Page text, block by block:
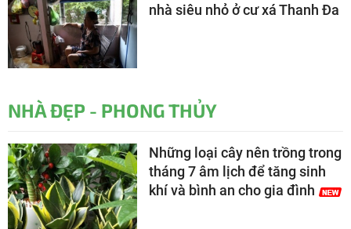
nhà siêu nhỏ ở cư xá Thanh Đa
NHÀ ĐẸP - PHONG THỦY
Những loại cây nên trồng trong
tháng 7 âm lịch để tăng sinh
khí và bình an cho gia đình